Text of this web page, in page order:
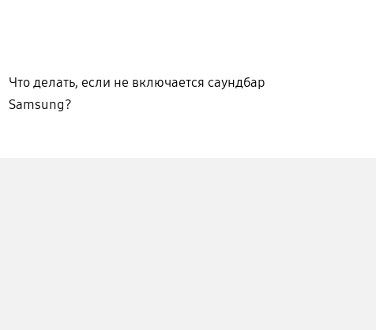
Что делать, если не включается саундбар
Samsung?